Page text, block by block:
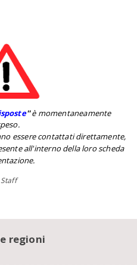
''è momentaneamente
essere contattati direttamente,
all'interno della loro scheda
regioni